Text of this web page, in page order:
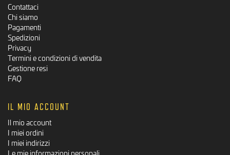
Contattaci
Chi siamo
Pagamenti
Spedizioni
Privacy
Termini e condizioni di vendita
Gestione resi
FAQ
IL MIO ACCOUNT
Il mio account
I miei ordini
I miei indirizzi
Le mie informazioni personali